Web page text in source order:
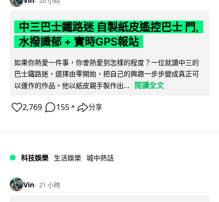
中三巴士鐵路迷 自製紙皮遙控巴士 門,
水撥識郁 + 實時GPS報站
如果你熱愛一件事，你會熱愛到怎樣的程度？一位就讀中三的
巴士鐵路迷，選擇由零開始，把自己的興趣一步步變成真正可
以運作的作品。他以紙皮親手製作出...
閱讀全文
2,769 155 ↗ 分享
科技娛樂 生活娛樂 城中熱話
Vin 21 小時